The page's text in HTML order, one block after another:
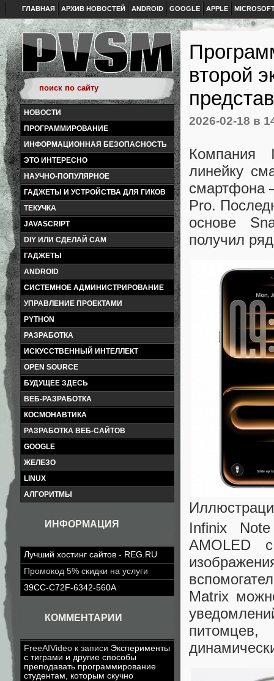
ГЛАВНАЯ АРХИВ НОВОСТЕЙ ANDROID GOOGLE APPLE
НОВОСТИ
ПРОГРАММИРОВАНИЕ
ИНФОРМАЦИОННАЯ БЕЗОПАСНОСТЬ
ЭТО ИНТЕРЕСНО
НАУЧНО-ПОПУЛЯРНОЕ
ГАДЖЕТЫ И УСТРОЙСТВА ДЛЯ ГИКОВ
ТЕКУЧКА
JAVASCRIPT
DIY ИЛИ СДЕЛАЙ САМ
ГАДЖЕТЫ
ANDROID
СИСТЕМНОЕ АДМИНИСТРИРОВАНИЕ
УПРАВЛЕНИЕ ПРОЕКТАМИ
PYTHON
РАЗРАБОТКА
ИСКУССТВЕННЫЙ ИНТЕЛЛЕКТ
OPEN SOURCE
БУДУЩЕЕ ЗДЕСЬ
ВЕБ-РАЗРАБОТКА
КОСМОНАВТИКА
РАЗРАБОТКА ВЕБ-САЙТОВ
GOOGLE
ЖЕЛЕЗО
LINUX
АЛГОРИТМЫ
ИНФОРМАЦИЯ
Лучший хостинг сайтов - REG.RU
Промокод 5% скидки на услуги
39CC-C72F-6342-560A
КОММЕНТАРИИ
FreeAIVideo к записи Эксперименты
с тиграми и другие способы
преподавать программирование
студентам, которым скучно
второй
2026-02-18 в
Компания
линейку
смартфона
Pro.
основе
получил
Infinix
AMOLED
Matrix
питомцев,